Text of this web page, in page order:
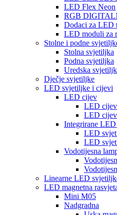
LED Flex Neon
RGB
Dodaci za LED
LED moduli za
Stolne i podne
Stolna svjetiljka
Podna svjetiljka
Uredska
Dječje svjetiljke
LED svjetiljke i cijevi
LED cijev
LED
LED
Integrirane
LED
LED
Vodotijesna
Linearne LED
LED magnetna
Mini M05
Nadgradna